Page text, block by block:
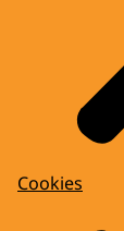
Cookies